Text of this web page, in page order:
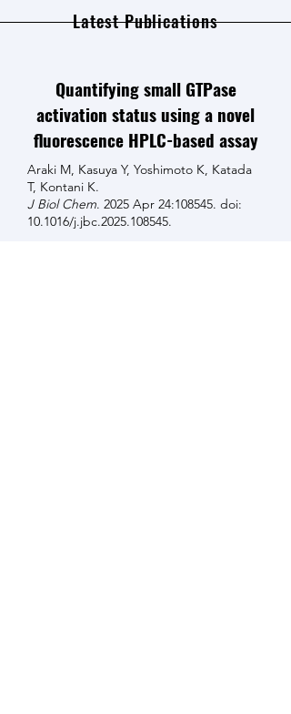
Latest Publications
Quantifying small GTPase
activation status using a novel
fluorescence HPLC-based assay
Araki M, Kasuya Y, Yoshimoto K, Katada
T, Kontani K.
J Biol Chem. 2025 Apr 24:108545. doi:
10.1016/j.jbc.2025.108545.